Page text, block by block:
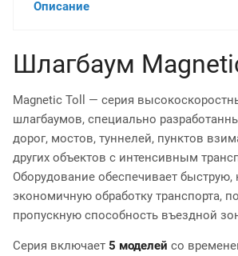
Описание
Шлагбаум
Magnetic Toll — серия
шлагбаумов, специально
дорог, мостов, туннелей, пунктов
других объектов с интенсивным
Оборудование обеспечивает
экономичную обработку транспорта,
пропускную способность въездной
Серия включает 5 моделей со